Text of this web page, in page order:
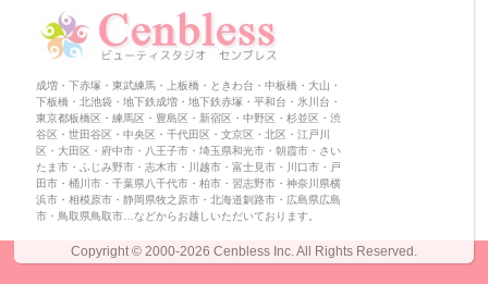
成増・下赤塚・東武練馬・上板橋・ときわ台・中板橋・大山・
下板橋・北池袋・地下鉄成増・地下鉄赤塚・平和台・氷川台・
東京都板橋区・練馬区・豊島区・新宿区・中野区・杉並区・渋
谷区・世田谷区・中央区・千代田区・文京区・北区・江戸川
区・大田区・府中市・八王子市・埼玉県和光市・朝霞市・さい
たま市・ふじみ野市・志木市・川越市・富士見市・川口市・戸
田市・桶川市・千葉県八千代市・柏市・習志野市・神奈川県横
浜市・相模原市・静岡県牧之原市・北海道釧路市・広島県広島
市・鳥取県鳥取市…などからお越しいただいております。
Copyright © 2000-2026 Cenbless Inc. All Rights Reserved.